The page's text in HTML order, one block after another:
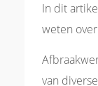
In dit
weten
van